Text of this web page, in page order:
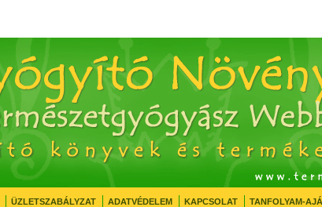
ÜZLETSZABÁLYZAT ADATVÉDELEM KAPCSOLAT TANFOLYAM-